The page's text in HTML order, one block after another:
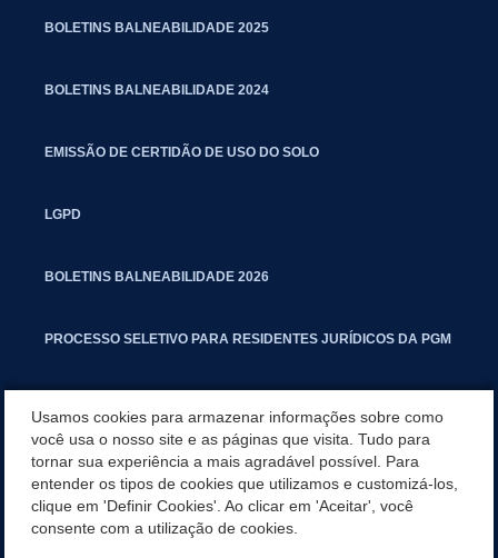
BOLETINS BALNEABILIDADE 2025
BOLETINS BALNEABILIDADE 2024
EMISSÃO DE CERTIDÃO DE USO DO SOLO
LGPD
BOLETINS BALNEABILIDADE 2026
PROCESSO SELETIVO PARA RESIDENTES JURÍDICOS DA PGM
MANUAL DE PROCEDIMENTOS IMOBILIÁRIOS SEINFRA
TURMINHA DO LAGO
Usamos cookies para armazenar informações sobre como
você usa o nosso site e as páginas que visita. Tudo para
tornar sua experiência a mais agradável possível. Para
entender os tipos de cookies que utilizamos e customizá-los,
clique em 'Definir Cookies'. Ao clicar em 'Aceitar', você
consente com a utilização de cookies.